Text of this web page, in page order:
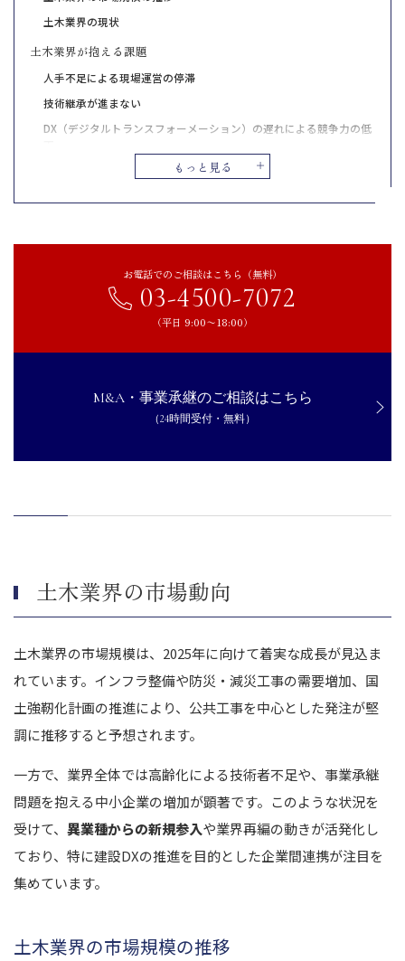
もっと見る
土木業界の現状
土木業界が抱える課題
人手不足による現場運営の停滞
技術継承が進まない
DX（デジタルトランスフォーメーション）の遅れによる競争力の低
土木業界のM&A最新動向（2025年）
インフラ整備需要を背景にした大型案件の動き
【売り手】土木業界がM&Aをするメリット
後継者問題を解決し事業を存続させられる
【売り手】土木業界がM&Aをするデメリット
従業員の不安や反発が発生するリスク
取引先や顧客からの信頼を損なう恐れがある
メリット
価格は一概には決められない
土木業界がM&Aを成功させるためのポイント
買収先企業の財務状況や経営実態を徹底的に調査する
企業文化や従業員の雇用条件を事前に把握する
取引先への丁寧な説明と信頼構築を行う
サイタホールディングスによる朝倉生コンクリートのM&A
日本乾溜工業の大邦興産によるM&A
まとめ｜土木業界のM&A動向を抑えてM&Aを成功させましょう
お電話でのご相談はこちら（無料）
03-4500-7072
（平日 9:00〜18:00）
M&A・事業承継のご相談はこちら
（24時間受付・無料）
土木業界の市場動向
土木業界の市場規模は、2025年に向けて着実な成長が見込ま
れています。インフラ整備や防災・減災工事の需要増加、国
土強靭化計画の推進により、公共工事を中心とした発注が堅
調に推移すると予想されます。
一方で、業界全体では高齢化による技術者不足や、事業承継
問題を抱える中小企業の増加が顕著です。このような状況を
受けて、 異業種からの新規参入や業界再編の動きが活発化し
ており、特に建設DXの推進を目的とした企業間連携が注目を
集めています。
土木業界の市場規模の推移